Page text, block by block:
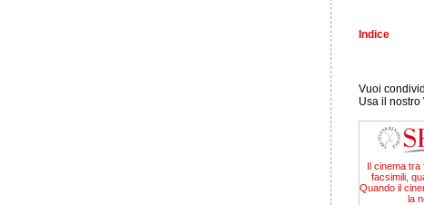
Indice
Vuoi
Usa il nostro
Il cinema tra
facsimili,
Quando il
la